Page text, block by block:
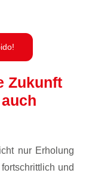
Zukunft
nur Erholung
und